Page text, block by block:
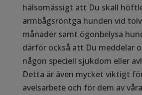
hälsomässigt att Du skall
armbågsröntga hunden vid
månader samt ögonbelysa
därför också att Du meddelar
någon speciell sjukdom eller
Detta är även mycket viktigt
avelsarbete och för dem av